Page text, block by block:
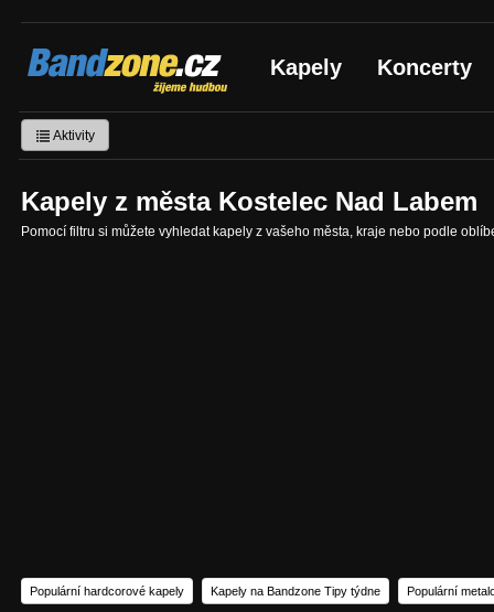
Bandzone.cz
žijeme hudbou Kapely Koncerty
Aktivity
Kapely z města Kostelec Nad Labem
Pomocí filtru si můžete vyhledat kapely z vašeho města, kraje nebo podle
Populární hardcorové kapely Kapely na Bandzone Tipy týdne Populární